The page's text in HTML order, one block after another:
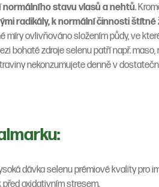
normálního stavu vlasů a nehtů.
radikály, k normální činnosti štítné
míry ovlivňováno složením půdy, ve
bohaté zdroje selenu patří např. maso,
nekonzumujete denně v
dávka selenu prémiové kvality pro
před oxidativním stresem.